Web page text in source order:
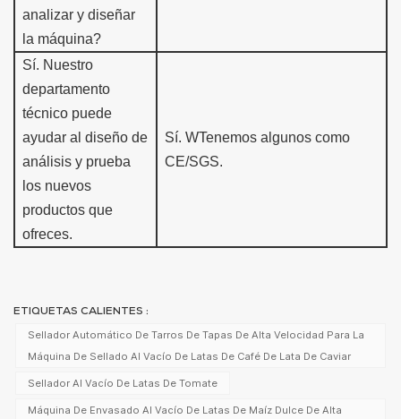
analizar y diseñar
la máquina?
Sí. Nuestro
departamento
técnico puede
ayudar al diseño de
análisis y prueba
los nuevos
productos que
ofreces.
Sí. WTenemos algunos como
CE/SGS.
ETIQUETAS CALIENTES :
Sellador Automático De Tarros De Tapas De Alta Velocidad Para La
Máquina De Sellado Al Vacío De Latas De Café De Lata De Caviar
Sellador Al Vacío De Latas De Tomate
Máquina De Envasado Al Vacío De Latas De Maíz Dulce De Alta